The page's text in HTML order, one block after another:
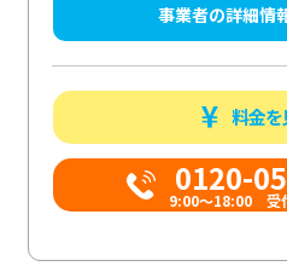
事業者の詳細情
料金を
0120-
9:00〜18:00 受